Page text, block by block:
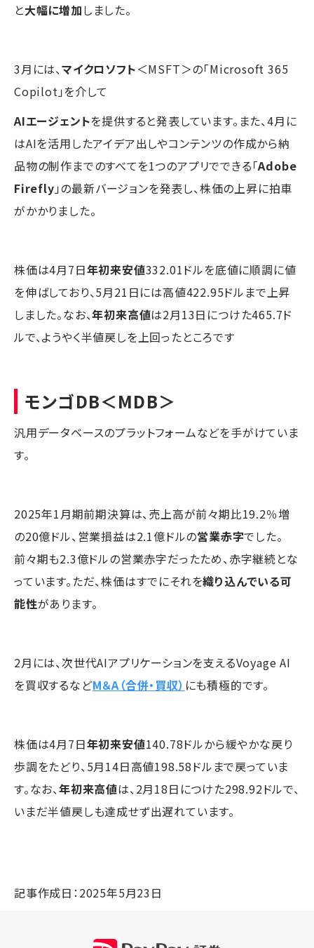
と大幅に増加しました。
3月には、マイクロソフト＜MSFT＞の「Microsoft 365
Copilot」を介して
AIエージェントを提供すると発表しています。また、4月に
はAIを活用したアイデア出しやコンテンツの作成から納
品物の制作までのすべてを1つのアプリでできる「Adobe
Firefly 」の最新バージョンを発表し、株価の上昇に拍車
がかかりました。
株価は4月7日年初来安値332.01ドルを底値に順調に値
を伸ばしており、5月21日には高値422.95ドルまで上昇
しました。なお、年初来高値は2月13日につけた465.7ド
ルで、ようやく半値戻しを上回ったところです
モンゴDB＜MDB＞
汎用データベースのプラットフォームなどを手がけていま
す。
2025年1月期前期決算は、売上高が前々期比19.2％増
の20億ドル、営業損益は2.1億ドルの営業赤字でした。
前々期も2.3億ドルの営業赤字だったため、赤字継続とな
っています。ただ、株価はすでにそれを織り込んでいる可
能性があります。
2月には、次世代AIアプリケーションを支えるVoyage AI
を買収するなどM＆A（合併・買収） にも積極的です。
株価は4月7日年初来安値140.78ドルから緩やかな戻り
歩調をたどり、5月14日高値198.58ドルまで戻っていま
す。なお、年初来高値は、2月18日につけた298.92ドルで、
いまだ半値戻しも達成せず出遅れています。
記事作成日：2025年5月23日